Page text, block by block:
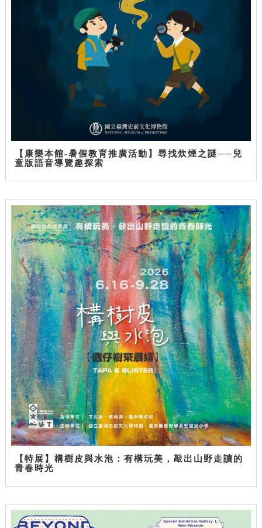
【康樂本館-暑假教育推廣活動】尋找炊煙之謎──兒
童版語音導覽趣探索
【特展】構樹皮與水泡：有構玩美，敲出山野走讀的
青春時光